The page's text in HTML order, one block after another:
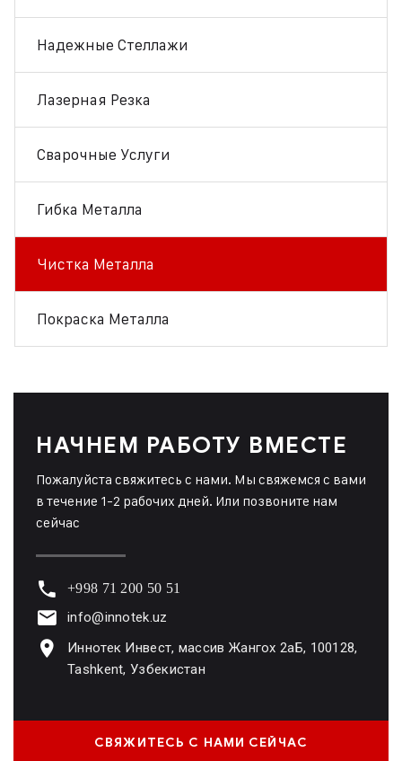
Надежные Стеллажи
Лазерная Резка
Сварочные Услуги
Гибка Металла
Чистка Металла
Покраска Металла
НАЧНЕМ РАБОТУ ВМЕСТЕ
Пожалуйста свяжитесь с нами. Мы свяжемся с вами
в течение 1-2 рабочих дней. Или позвоните нам
сейчас
+998 71 200 50 51
info@innotek.uz
Иннотек Инвест, массив Жангох 2аБ, 100128,
Tashkent, Узбекистан
СВЯЖИТЕСЬ С НАМИ СЕЙЧАС